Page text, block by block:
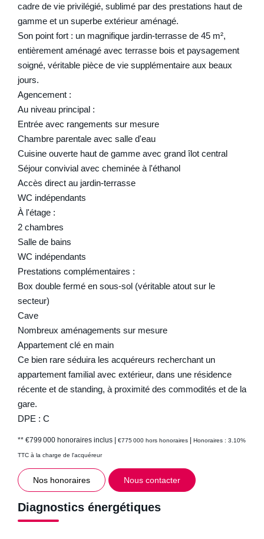
cadre de vie privilégié, sublimé par des prestations haut de
gamme et un superbe extérieur aménagé.
Son point fort : un magnifique jardin-terrasse de 45 m²,
entièrement aménagé avec terrasse bois et paysagement
soigné, véritable pièce de vie supplémentaire aux beaux
jours.
Agencement :
Au niveau principal :
Entrée avec rangements sur mesure
Chambre parentale avec salle d'eau
Cuisine ouverte haut de gamme avec grand îlot central
Séjour convivial avec cheminée à l'éthanol
Accès direct au jardin-terrasse
WC indépendants
À l'étage :
2 chambres
Salle de bains
WC indépendants
Prestations complémentaires :
Box double fermé en sous-sol (véritable atout sur le
secteur)
Cave
Nombreux aménagements sur mesure
Appartement clé en main
Ce bien rare séduira les acquéreurs recherchant un
appartement familial avec extérieur, dans une résidence
récente et de standing, à proximité des commodités et de la
gare.
DPE : C
** €799 000 honoraires inclus | €775 000 hors honoraires | Honoraires : 3.10%
TTC à la charge de l'acquéreur
Nos honoraires Nous contacter
Diagnostics énergétiques